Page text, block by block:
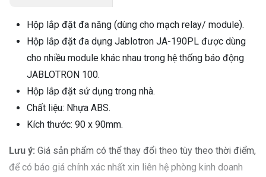
Hộp lắp đặt đa năng (dùng cho mạch relay/ module).
Hộp lắp đặt đa dụng Jablotron JA-190PL được dùng
cho nhiều module khác nhau trong hệ thống báo động
JABLOTRON 100.
Hộp lắp đặt sử dụng trong nhà.
Chất liệu: Nhựa ABS.
Kích thước: 90 x 90mm.
Lưu ý: Giá sản phẩm có thể thay đổi theo tùy theo thời điểm,
để có báo giá chính xác nhất xin liên hệ phòng kinh doanh